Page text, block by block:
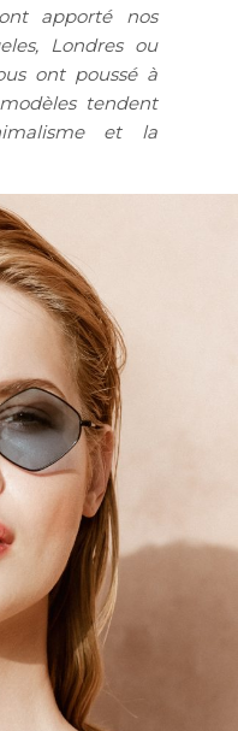
apporté nos
Londres ou
ont poussé à
tendent
et la